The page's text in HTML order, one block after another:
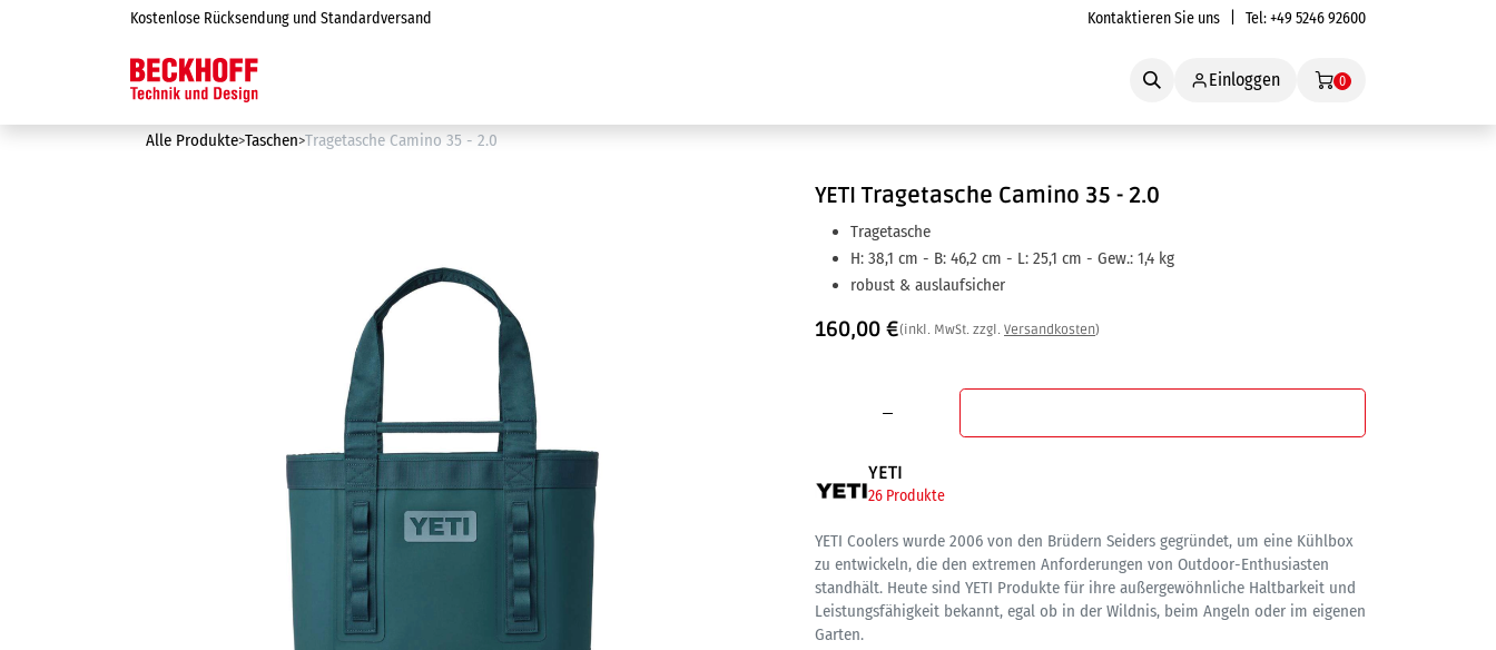
Zum Inhalt springenKostenlose Rücksendung und Standardversand Kontaktieren Sie uns | Tel:+49 5246 92600
Einloggen 0
Alle Produkte Taschen Tragetasche Camino 35 - 2.0
YETI Tragetasche Camino 35 - 2.0
Tragetasche
H: 38,1 cm - B: 46,2 cm - L: 25,1 cm - Gew.: 1,4 kg
robust & auslaufsicher
160,00 €(inkl. MwSt. zzgl. Versandkosten)
YETI
26 Produkte
YETI Coolers wurde 2006 von den Brüdern Seiders gegründet, um eine Kühlbox
zu entwickeln, die den extremen Anforderungen von Outdoor-Enthusiasten
standhält. Heute sind YETI Produkte für ihre außergewöhnliche Haltbarkeit und
Leistungsfähigkeit bekannt, egal ob in der Wildnis, beim Angeln oder im eigenen
Garten.